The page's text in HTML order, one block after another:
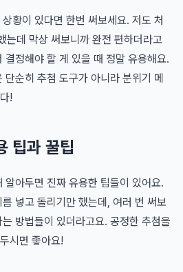
황이 있다면 한번 써보세요. 저도 처
는데 막상 써보니까 완전 편하더라고
결정해야 할 게 있을 때 정말 유용해요.
순히 추첨 도구가 아니라 분위기 메
!
팁과 꿀팁
알아두면 진짜 유용한 팁들이 있어요.
넣고 돌리기만 했는데, 여러 번 써보
방법들이 있더라고요. 공정한 추첨을
시면 좋아요!